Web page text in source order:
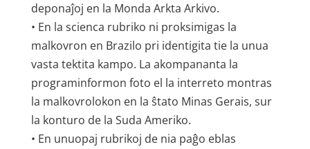
deponaĵoj en la Monda Arkta Arkivo.
• En la scienca rubriko ni proksimigas la
malkovron en Brazilo pri identigita tie la unua
vasta tektita kampo. La akompananta la
programinformon foto el la interreto montras
la malkovrolokon en la ŝtato Minas Gerais, sur
la konturo de la Suda Ameriko.
• En unuopaj rubrikoj de nia paĝo eblas